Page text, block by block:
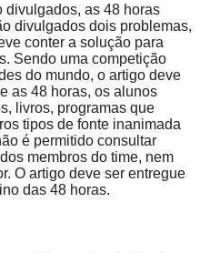
divulgados, as 48 horas
divulgados dois problemas,
conter a solução para
Sendo uma competição
do mundo, o artigo deve
as 48 horas, os alunos
livros, programas que
tipos de fonte inanimada
é permitido consultar
membros do time, nem
O artigo deve ser entregue
das 48 horas.